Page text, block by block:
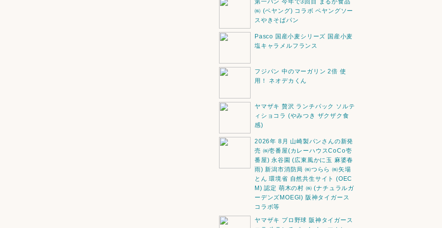
㈱ (ペヤング) コラボ ペヤングソー
スやきそばパン
Pasco 国産小麦シリーズ 国産小麦
塩キャラメルフランス
フジパン 中のマーガリン 2倍 使
用！ ネオデカくん
ヤマザキ 贅沢 ランチパック ソルテ
ィショコラ (やみつき ザクザク食
感)
2026年 8月 山崎製パンさんの新発
売 ㈱壱番屋(カレーハウスCoCo壱
番屋) 永谷園 (広東風かに玉 麻婆春
雨) 新潟市消防局 ㈱つらら ㈱矢場
とん 環境省 自然共生サイト (OEC
M) 認定 萌木の村 ㈱ (ナチュラルガ
ーデンズMOEGI) 阪神タイガース
コラボ等
ヤマザキ プロ野球 阪神タイガース